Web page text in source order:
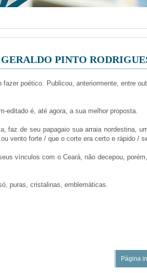
PINTO
poético. Publicou, anteriormente, entre
editado é, até agora, a sua melhor proposta.
faz de seu papagaio sua arraia nordestina,
vento forte / que o corte era certo e rápido /
vínculos com o Ceará, não decepou,
puras, cristalinas, emblemáticas.
Página